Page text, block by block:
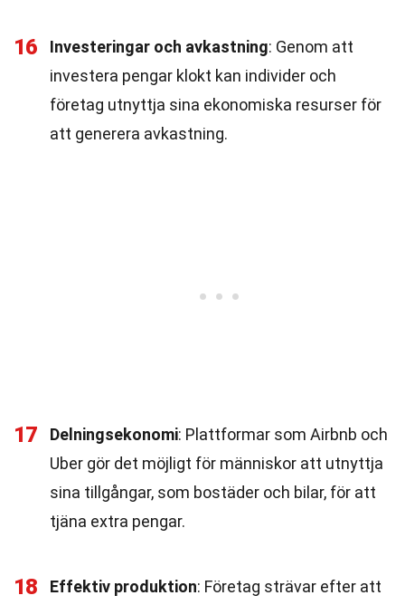
16 Investeringar och avkastning: Genom att
investera pengar klokt kan individer och
företag utnyttja sina ekonomiska resurser för
att generera avkastning.
17 Delningsekonomi: Plattformar som Airbnb och
Uber gör det möjligt för människor att utnyttja
sina tillgångar, som bostäder och bilar, för att
tjäna extra pengar.
18 Effektiv produktion: Företag strävar efter att